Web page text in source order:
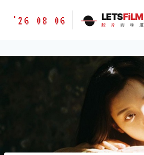
胶
味
LETSFILM
'26 08 06 LETSFiLM
胶 片 的 味 道